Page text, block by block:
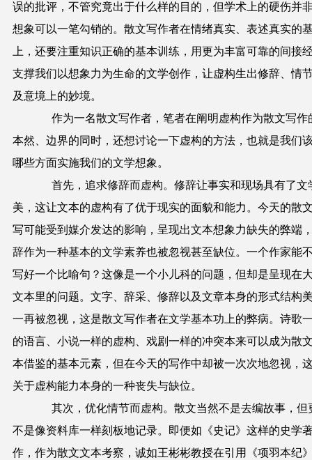
误的批评，不管究竟出于什么样的目的，但学术上的硬伤并
想象可以一笔勾销的。散文写作者在情绪真实、表述真实的
上，还要注重知识正确的基本训练，用更为丰富可靠的间接
支撑我们以想象力为生命的文学创作，让虚构生出修辞、情
及意境上的妙境。
作为一名散文写作者，笔者在阐明虚构作为散文写作
本然、边界的同时，还想讨论一下虚构的方法，也就是我们
哪些方面实施我们的文学想象。
首先，追求修辞而虚构。修辞让事实和现场具有了文
美，这让文本的虚构有了优于现实的面貌和能力。今天的散
写可能受到媒介发达的影响，呈现出文本想象力缺失的弊端
辞作为一种基本的文学素养也被忽视甚至缺位。一个作家能
写好一个比喻句？这像是一个小儿科的问题，但却是呈现在
文本里的问题。文字、辞采、修辞以及文章本身的形式结构
一再被忽视，这是散文写作者在文学基本功上的弊病。诗歌
的语言、小说一样的虚构、戏剧一样的冲突本来可以成为散
本借鉴的基本元素，但在今天的写作中却被一次次地忽视，
关于虚构能力本身的一种丧失与缺位。
其次，优化情节而虚构。散文当然不是去编故事，但
不是像资料库一样刻板地记录。即便如《史记》这样的史学
作，作为散文文本考察，诚如王彬彬教授在引用《项羽本纪